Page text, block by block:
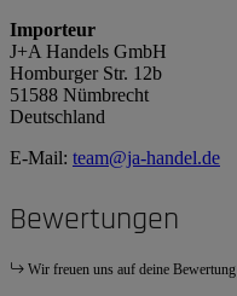
Importeur
J+A Handels GmbH
Homburger Str. 12b
51588 Nümbrecht
Deutschland
E-Mail: team@ja-handel.de
Bewertungen
Wir freuen uns auf deine Bewertung